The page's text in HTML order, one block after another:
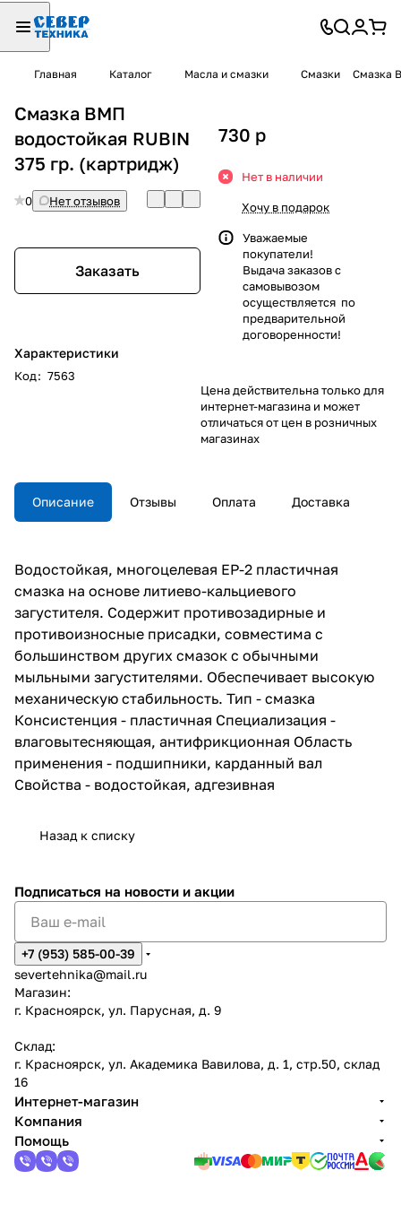
Главная Каталог Масла и смазки Смазки Смазка
Смазка ВМП
водостойкая RUBIN
375 гр. (картридж)
0 Нет отзывов
Заказать
Характеристики
Код: 7563
730 p
Нет в наличии
Хочу в подарок
Уважаемые
покупатели!
Выдача заказов с
самовывозом
осуществляется по
предварительной
договоренности!
Цена действительна только для
интернет-магазина и может
отличаться от цен в розничных
магазинах
Описание Отзывы Оплата Доставка
Водостойкая, многоцелевая EP-2 пластичная
смазка на основе литиево-кальциевого
загустителя. Cодержит противозадирные и
противоизносные присадки, совместима с
большинством других смазок с обычными
мыльными загустителями. Обеспечивает высокую
механическую стабильность. Тип - смазка
Консистенция - пластичная Специализация -
влаговытесняющая, антифрикционная Область
применения - подшипники, карданный вал
Свойства - водостойкая, адгезивная
Назад к списку
Подписаться на новости и акции
+7 (953) 585-00-39
severtehnika@mail.ru
Магазин:
г. Красноярск, ул. Парусная, д. 9
Склад:
г. Красноярск, ул. Академика Вавилова, д. 1, стр.50, склад
16
Интернет-магазин
Компания
Помощь